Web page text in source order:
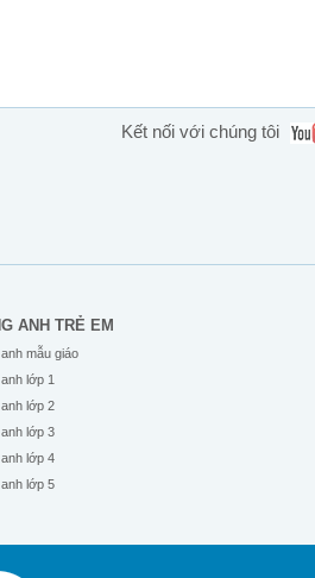
Kết nối với chúng tôi
ANH TRẺ EM
mẫu giáo
lớp 1
lớp 2
lớp 3
lớp 4
lớp 5